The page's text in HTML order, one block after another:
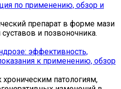
по применению, обзор и
препарат в форме мази
и позвоночника.
эффективность,
к применению, обзор
хроническим патологиям,